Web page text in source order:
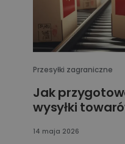
Przesyłki zagraniczne
Jak
wysyłki
14 maja 2026